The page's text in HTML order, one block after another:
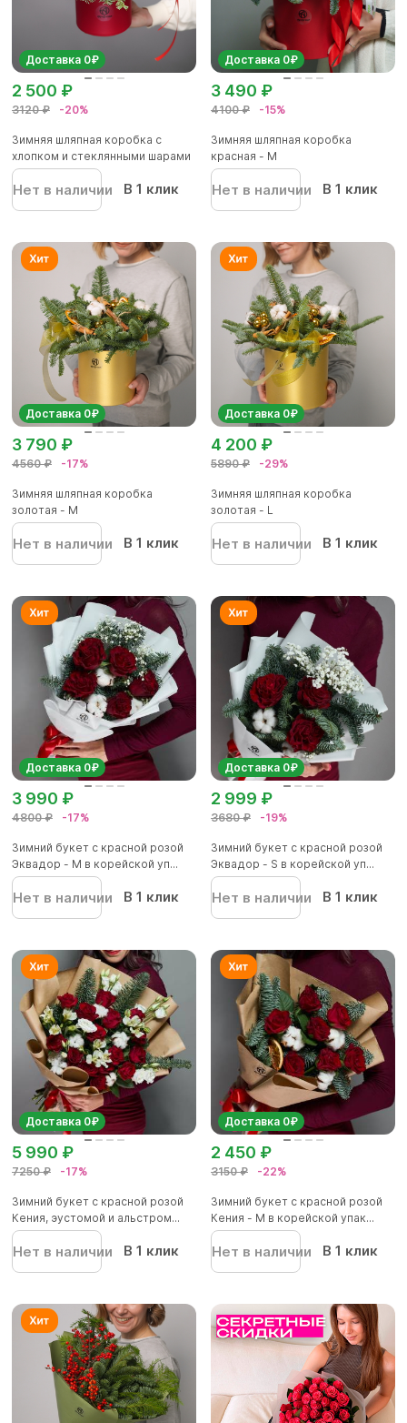
Доставка 0₽
3120 ₽ -20%
2 500 ₽
Зимняя шляпная коробка с
хлопком и стеклянными шарами
Нет в наличии В 1 клик
Доставка 0₽
4100 ₽ -15%
3 490 ₽
Зимняя шляпная коробка
красная - М
Нет в наличии В 1 клик
Доставка 0₽
4560 ₽ -17%
3 790 ₽
Зимняя шляпная коробка
золотая - М
Нет в наличии В 1 клик
Доставка 0₽
5890 ₽ -29%
4 200 ₽
Зимняя шляпная коробка
золотая - L
Нет в наличии В 1 клик
Доставка 0₽
4800 ₽ -17%
3 990 ₽
Зимний букет с красной розой
Эквадор - М в корейской уп...
Нет в наличии В 1 клик
Доставка 0₽
3680 ₽ -19%
2 999 ₽
Зимний букет с красной розой
Эквадор - S в корейской уп...
Нет в наличии В 1 клик
Доставка 0₽
7250 ₽ -17%
5 990 ₽
Зимний букет с красной розой
Кения, эустомой и альстром...
Нет в наличии В 1 клик
Доставка 0₽
3150 ₽ -22%
2 450 ₽
Зимний букет с красной розой
Кения - M в корейской упак...
Нет в наличии В 1 клик